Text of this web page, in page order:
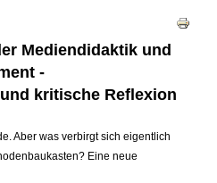
Mediendidaktik und
-
kritische Reflexion
Aber was verbirgt sich eigentlich
Eine neue